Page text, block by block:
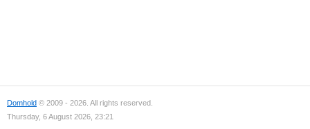
Domhold © 2009 - 2026. All rights reserved.
Thursday, 6 August 2026, 23:21